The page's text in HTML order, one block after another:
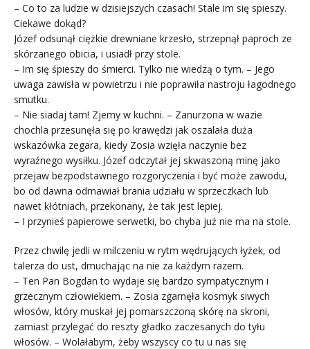
– Co to za ludzie w dzisiejszych czasach! Stale im się spieszy.
Ciekawe dokąd?
Józef odsunął ciężkie drewniane krzesło, strzepnął paproch ze
skórzanego obicia, i usiadł przy stole.
– Im się śpieszy do śmierci. Tylko nie wiedzą o tym. – Jego
uwaga zawisła w powietrzu i nie poprawiła nastroju łagodnego
smutku.
– Nie siadaj tam! Zjemy w kuchni. – Zanurzona w wazie
chochla przesunęła się po krawędzi jak oszalała duża
wskazówka zegara, kiedy Zosia wzięła naczynie bez
wyraźnego wysiłku. Józef odczytał jej skwaszoną minę jako
przejaw bezpodstawnego rozgoryczenia i być może zawodu,
bo od dawna odmawiał brania udziału w sprzeczkach lub
nawet kłótniach, przekonany, że tak jest lepiej.
– I przynieś papierowe serwetki, bo chyba już nie ma na stole.
Przez chwilę jedli w milczeniu w rytm wędrujących łyżek, od
talerza do ust, dmuchając na nie za każdym razem.
– Ten Pan Bogdan to wydaje się bardzo sympatycznym i
grzecznym człowiekiem. – Zosia zgarnęła kosmyk siwych
włosów, który muskał jej pomarszczoną skórę na skroni,
zamiast przylegać do reszty gładko zaczesanych do tyłu
włosów. – Wolałabym, żeby wszyscy co tu u nas się